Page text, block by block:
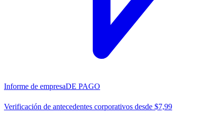
Informe de empresaDE PAGO
Verificación de antecedentes corporativos desde $7,99